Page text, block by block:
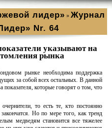
лидер» » Журнал
Nr. 64
указывают на
рынка
рынке необходима поддержка
за собой всех остальных. В данной
показателя, которые говорят о том, что
то есть те, кто постоянно
Но по мере того, как тренд
медведям становится все тяжелее